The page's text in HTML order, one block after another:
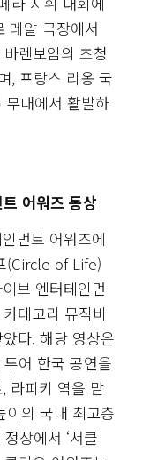
레알 극장에서
렌보임의 초청
, 프랑스 리옹 국
대에서 활발하
어워즈 동상
먼트 어워즈에
(Circle of Life)
브 엔터테인먼
테고리 뮤직비
다. 해당 영상은
투어 한국 공연을
라피키 역을 맡
의 국내 최고층
상에서 ‘서클